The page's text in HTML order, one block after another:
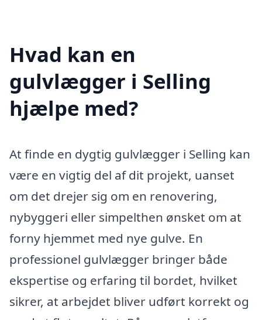
Hvad kan en
gulvlægger i Selling
hjælpe med?
At finde en dygtig gulvlægger i Selling kan
være en vigtig del af dit projekt, uanset
om det drejer sig om en renovering,
nybyggeri eller simpelthen ønsket om at
forny hjemmet med nye gulve. En
professionel gulvlægger bringer både
ekspertise og erfaring til bordet, hvilket
sikrer, at arbejdet bliver udført korrekt og